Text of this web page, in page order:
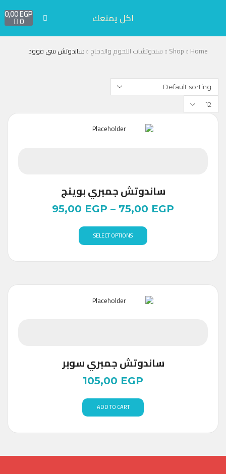
اكل يمتعك 0,00EGP
0
Home
Shop سندوتشات اللحوم والدجاج ساندوتش سي فوود
ساندوتش جمبري بوينج
75,00 EGP
–
95,00 EGP
SELECT OPTIONS
ساندوتش جمبري سوبر
105,00 EGP
ADD TO CART